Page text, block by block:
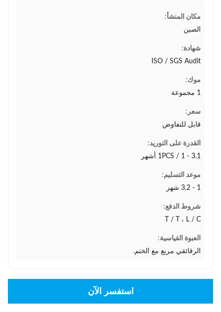
مكان المنشأ:
الصين
شهادة:
ISO / SGS Audit
موك:
1 مجموعة
سعر:
قابل للتفاوض
القدرة على التوريد:
1PCS / 1 - 3.1 أشهر
موعد التسليم:
1 - 3.2 شهر
شروط الدفع:
T / T ، L / C
العبوة القياسية:
الرقائقي مربع مع الختم.
استفسر الآن